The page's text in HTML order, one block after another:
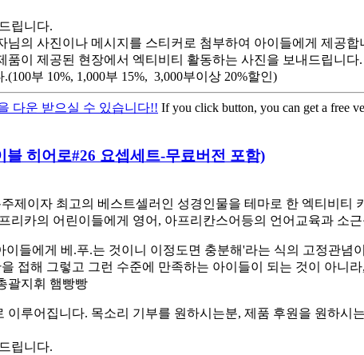
립니다.
의 사진이나 메시지를 스티커로 첨부하여 아이들에게 제공합
이 제공된 현장에서 엑티비티 활동하는 사진을 보내드립니다.
부 10%, 1,000부 15%, 3,000부이상 20%할인)
다운 받으실 수 있습니다!! If you click button, you can get a free
히어로#26 요셉세트-무료버전 포함)
제이자 최고의 베스트셀러인 성경인물을 테마로 한 엑티비티
리카의 어린이들에게 영어, 아프리칸스어등의 언어교육과 소
들에게 베.푸.는 것이니 이정도면 충분해'라는 식의 고정관념
접해 그렇고 그런 수준에 만족하는 아이들이 되는 것이 아니
괄지휘 햄빵빵
루어집니다. 목소리 기부를 원하시는분, 제품 후원을 원하시
립니다.